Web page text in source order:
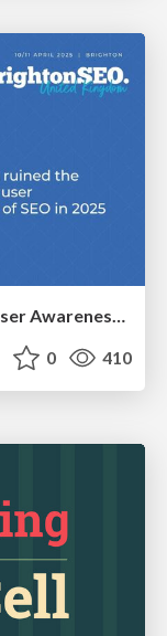
Have SEOs Ruined the Internet? - User Awareness of SEO in 2025
0 410